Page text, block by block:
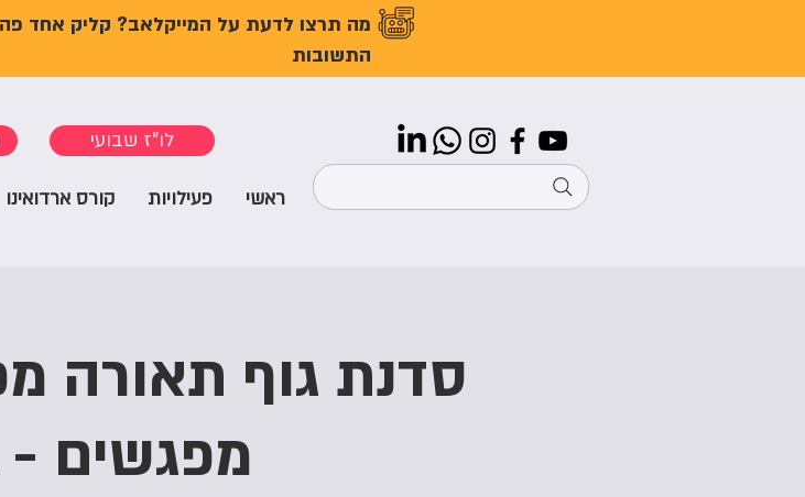
מה תרצו לדעת על המייקלאב? קליק אחד
התשובות
לו"ז שבועי
ראשי פעילויות קורס ארדואינו
סדנת גוף תאורה
מפגשים -